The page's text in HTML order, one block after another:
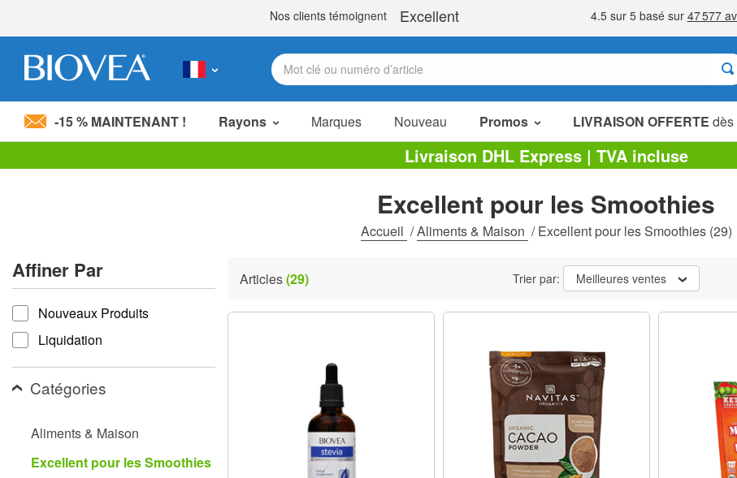
Veuillez
un
système
d'accessibilité.
Appuyez
sur
Ctrl-
pour
adapter
malvoyants
-15 % MAINTENANT ! Rayons Marques Nouveau Promos LIVRAISON OFFERTE dès
Articles en Promotion
Packs Économiques
Liquidation
Livraison DHL Express | TVA incluse
Excellent pour les Smoothies
Accueil /Aliments & Maison /Excellent pour les Smoothies(29)
Affiner Par
Affiner par
Nouveaux Produits
Liquidation
Catégories
Aliments & Maison
Excellent pour les Smoothies
Articles(29) Trier par: Meilleures ventes